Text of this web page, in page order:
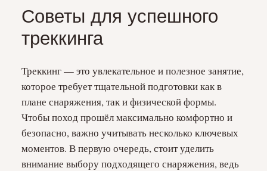
Советы для успешного
треккинга
Треккинг — это увлекательное и полезное занятие,
которое требует тщательной подготовки как в
плане снаряжения, так и физической формы.
Чтобы поход прошёл максимально комфортно и
безопасно, важно учитывать несколько ключевых
моментов. В первую очередь, стоит уделить
внимание выбору подходящего снаряжения, ведь